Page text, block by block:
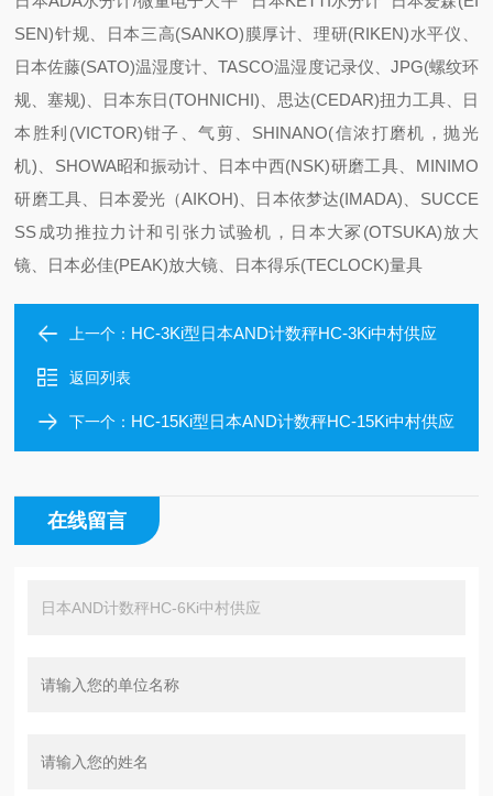
SEN)针规、日本三高(SANKO)膜厚计、理研(RIKEN)水平仪、
日本佐藤(SATO)温湿度计、TASCO温湿度记录仪、JPG(螺纹环
规、塞规)、日本东日(TOHNICHI)、思达(CEDAR)扭力工具、日
本胜利(VICTOR)钳子、气剪、SHINANO(信浓打磨机，抛光
机)、SHOWA昭和振动计、日本中西(NSK)研磨工具、MINIMO
研磨工具、日本爱光（AIKOH)、日本依梦达(IMADA)、SUCCE
SS成功推拉力计和引张力试验机，日本大冢(OTSUKA)放大
镜、日本必佳(PEAK)放大镜、日本得乐(TECLOCK)量具
上一个： HC-3Ki型日本AND计数秤HC-3Ki中村供应
返回列表
下一个： HC-15Ki型日本AND计数秤HC-15Ki中村供应
在线留言